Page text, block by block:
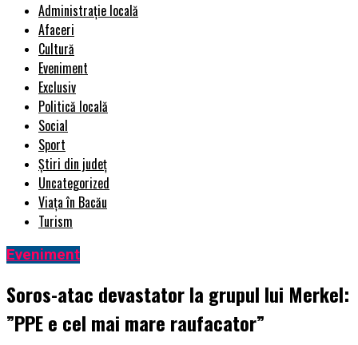
Administrație locală
Afaceri
Cultură
Eveniment
Exclusiv
Politică locală
Social
Sport
Știri din județ
Uncategorized
Viața în Bacău
Turism
Eveniment
Soros-atac devastator la grupul lui Merkel:
”PPE e cel mai mare raufacator”